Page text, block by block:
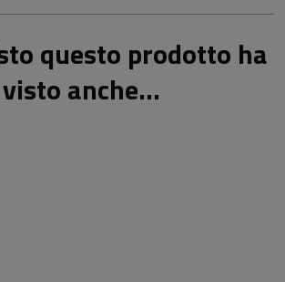
questo prodotto ha
visto anche...